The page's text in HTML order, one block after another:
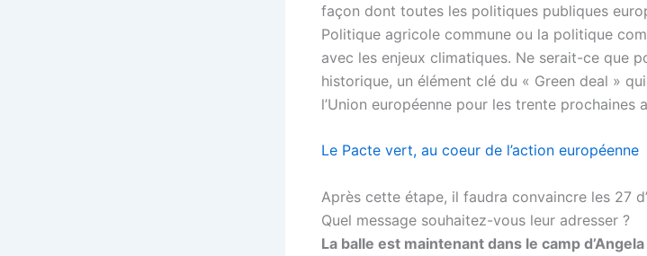
façon dont toutes les politiques publiques
Politique agricole commune ou la politique
avec les enjeux climatiques. Ne serait-ce que
historique, un élément clé du « Green deal »
l’Union européenne pour les trente prochaines
Le Pacte vert, au coeur de l’action européenne
Après cette étape, il faudra convaincre les 27
Quel message souhaitez-vous leur adresser ?
La balle est maintenant dans le camp